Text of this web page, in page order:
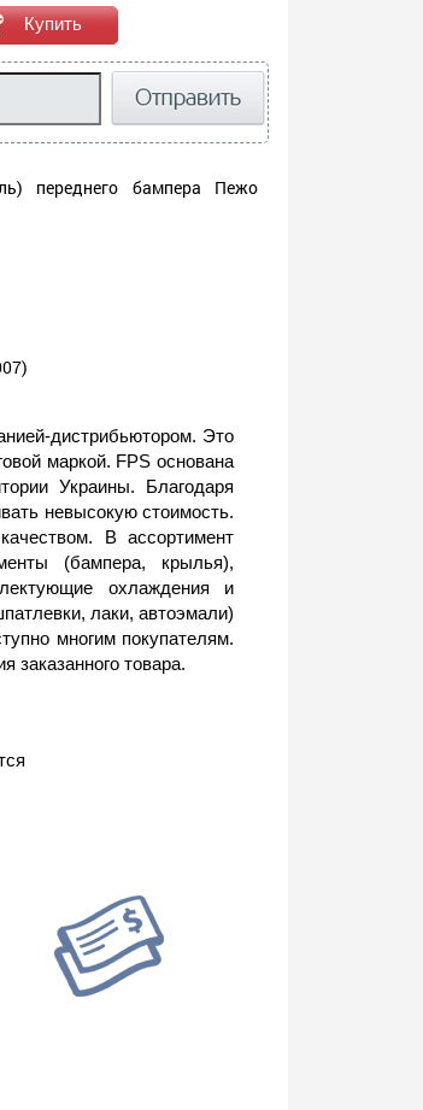
переднего бампера Пежо
дистрибьютором. Это
маркой. FPS основана
Украины. Благодаря
невысокую стоимость.
В ассортимент
(бампера, крылья),
охлаждения и
лаки, автоэмали)
многим покупателям.
заказанного товара.